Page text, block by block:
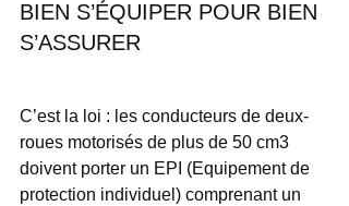
BIEN S’ÉQUIPER POUR BIEN
S’ASSURER
C’est la loi : les conducteurs de deux-
roues motorisés de plus de 50 cm3
doivent porter un EPI (Equipement de
protection individuel) comprenant un